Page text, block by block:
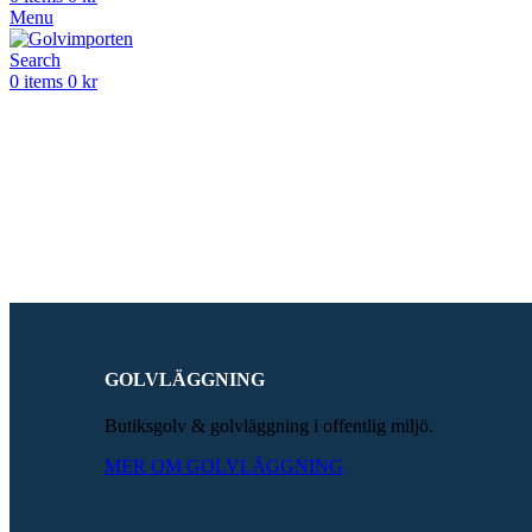
Menu
Search
0 items 0 kr
GOLVLÄGGNING
Butiksgolv & golvläggning i offentlig miljö.
MER OM GOLVLÄGGNING